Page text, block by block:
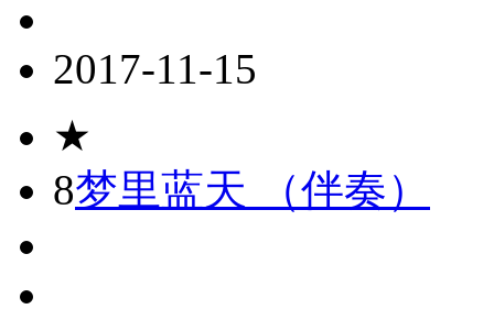
2017-11-15
★
8梦里蓝天 （伴奏）